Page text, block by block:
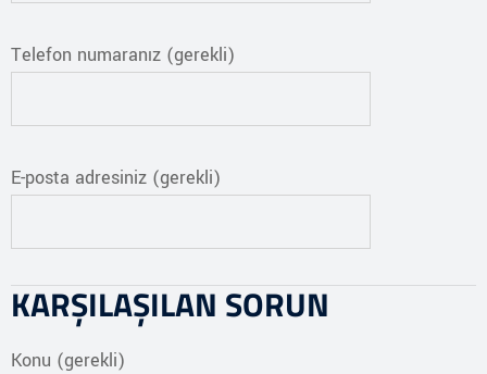
Telefon numaranız (gerekli)
E-posta adresiniz (gerekli)
KARŞILAŞILAN SORUN
Konu (gerekli)